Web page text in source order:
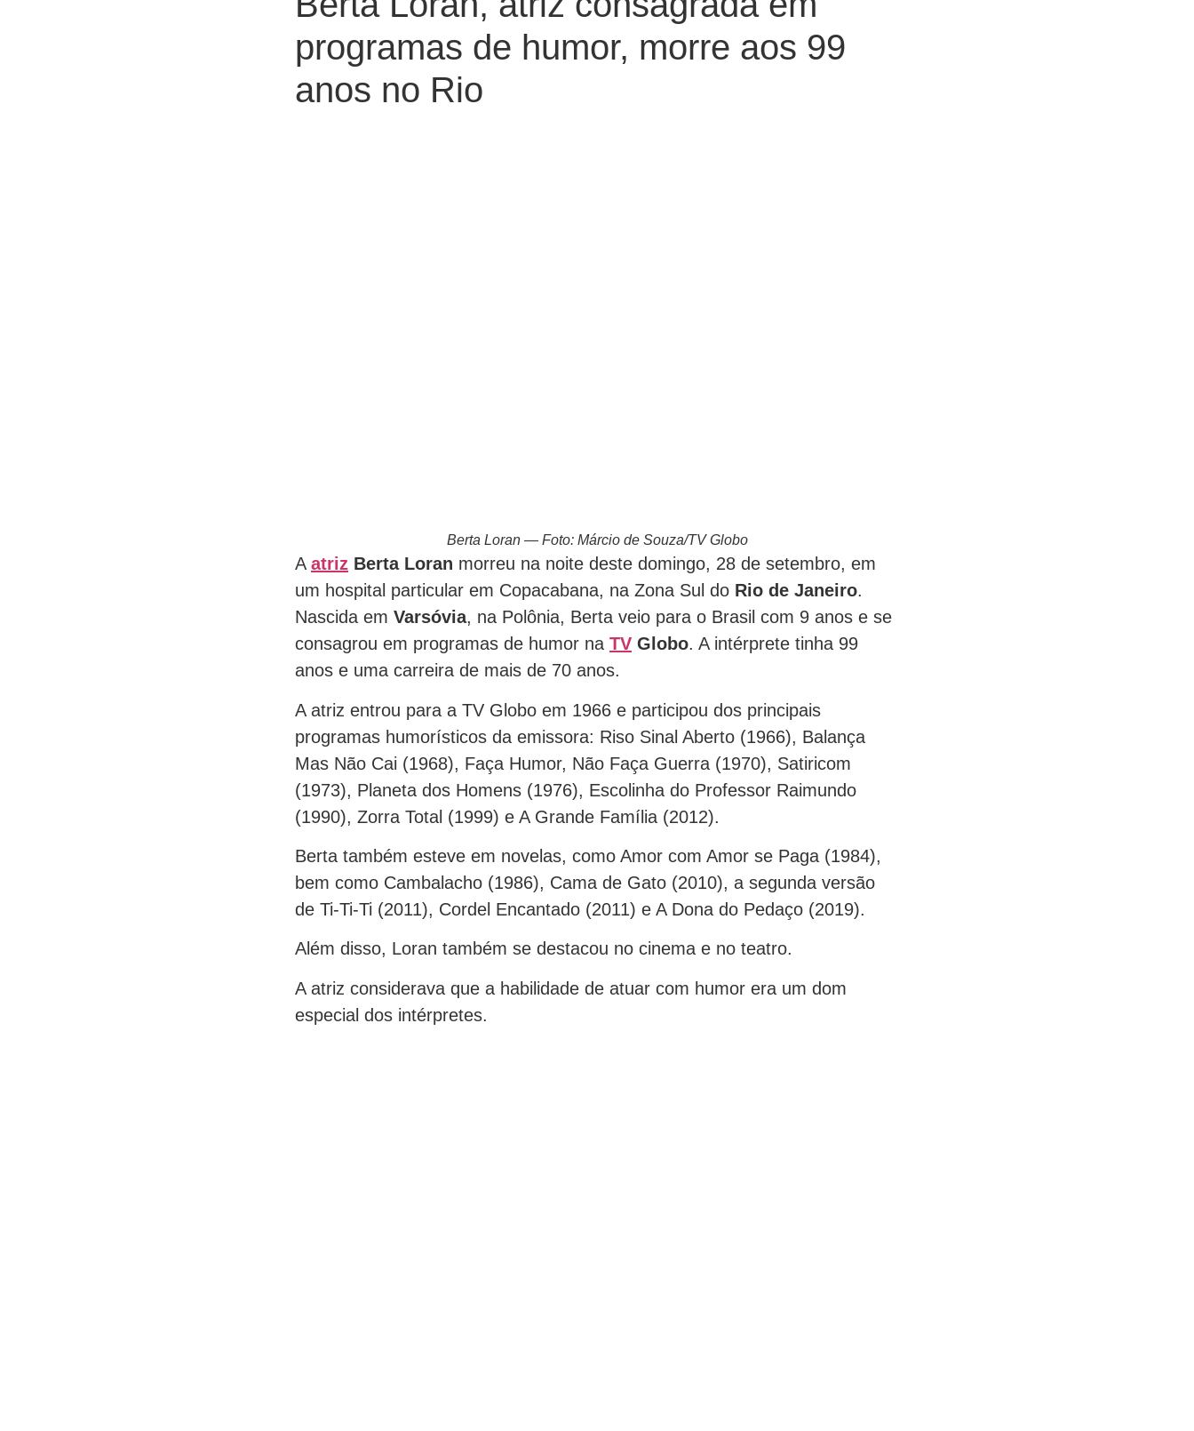
programas de humor, morre aos 99
anos no Rio
Berta Loran — Foto: Márcio de Souza/TV Globo
A atriz Berta Loran morreu na noite deste domingo, 28 de setembro, em
um hospital particular em Copacabana, na Zona Sul do Rio de Janeiro.
Nascida em Varsóvia, na Polônia, Berta veio para o Brasil com 9 anos e se
consagrou em programas de humor na TV Globo. A intérprete tinha 99
anos e uma carreira de mais de 70 anos.
A atriz entrou para a TV Globo em 1966 e participou dos principais
programas humorísticos da emissora: Riso Sinal Aberto (1966), Balança
Mas Não Cai (1968), Faça Humor, Não Faça Guerra (1970), Satiricom
(1973), Planeta dos Homens (1976), Escolinha do Professor Raimundo
(1990), Zorra Total (1999) e A Grande Família (2012).
Berta também esteve em novelas, como Amor com Amor se Paga (1984),
bem como Cambalacho (1986), Cama de Gato (2010), a segunda versão
de Ti-Ti-Ti (2011), Cordel Encantado (2011) e A Dona do Pedaço (2019).
Além disso, Loran também se destacou no cinema e no teatro.
A atriz considerava que a habilidade de atuar com humor era um dom
especial dos intérpretes.